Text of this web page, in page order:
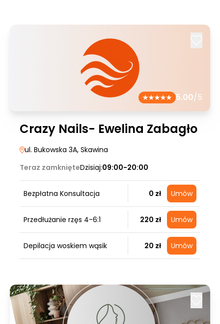
5.00/5
Crazy Nails- Ewelina Zabagło
ul. Bukowska 3A, Skawina
Teraz zamknięteDzisiaj:09:00-20:00
Bezpłatna Konsultacja 0 zł Umów
Przedłużanie rzęs 4-6:1 220 zł Umów
Depilacja woskiem wąsik 20 zł Umów